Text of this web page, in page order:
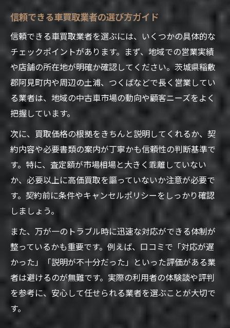
信頼できる車買取業者の選び方ガイド
信頼できる車買取業者を選ぶには、いくつかの具体的な
チェックポイントがあります。まず、地域での営業実績
や店舗の所在地が明確か確認してください。茨城県稲敷
郡阿見町内や周辺の土浦、つくばなどで長く営業してい
る業者は、地域の中古車市場の動向や顧客ニーズをよく
把握しています。
次に、買取価格の根拠をきちんと説明してくれるか、契
約内容や必要書類の案内が丁寧かも信頼性の判断基準で
す。特に、査定額が市場相場と大きく乖離していない
か、必要以上に高価買取を謳っていないか注意が必要で
す。契約前に条件やキャンセルポリシーをしっかり確認
しましょう。
また、万が一のトラブル時に迅速な対応ができる体制が
整っているかも重要です。例えば、口コミで「対応が遅
かった」「説明が不十分だった」といった評価がある業
者は避けるのが無難です。実際の利用者の体験談や評判
を参考に、安心して任せられる業者を選ぶことが大切で
す。